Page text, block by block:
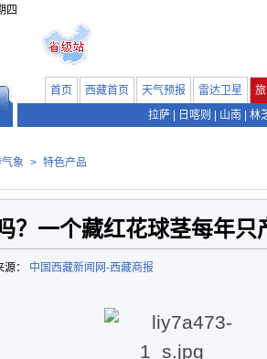
四
首页 西藏首页 天气预报 雷达卫星
拉萨
日喀则 山南 林
象 > 特色产品
？一个藏红花球茎每年只
： 中国西藏新闻网-西藏商报